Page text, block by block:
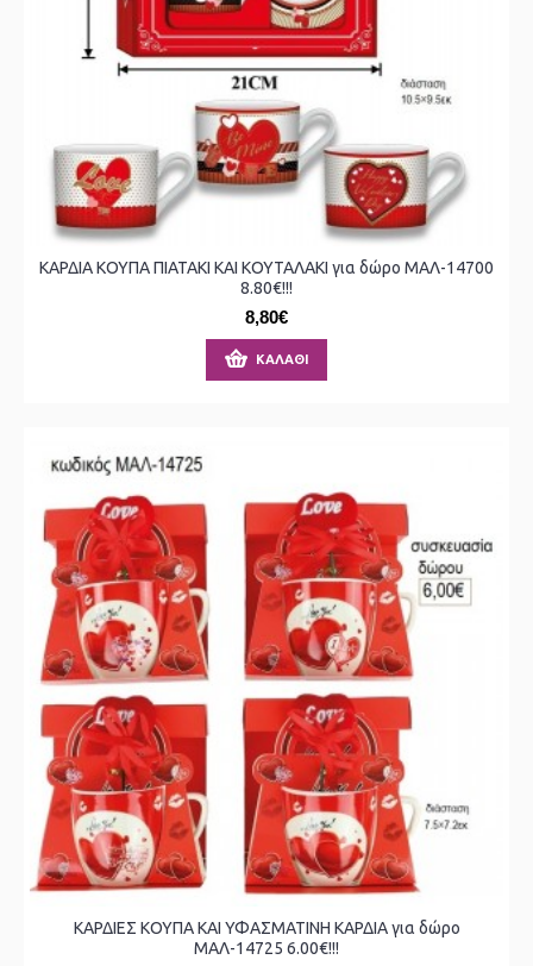
ΚΑΡΔΙΑ ΚΟΥΠΑ ΠΙΑΤΑΚΙ ΚΑΙ ΚΟΥΤΑΛΑΚΙ για δώρο ΜΑΛ-14700
8.80€!!!
8,80€
ΚΑΛΆΘΙ
ΚΑΡΔΙΕΣ ΚΟΥΠΑ ΚΑΙ ΥΦΑΣΜΑΤΙΝΗ ΚΑΡΔΙΑ για δώρο
ΜΑΛ-14725 6.00€!!!